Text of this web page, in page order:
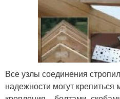
Все узлы соединения
надежности могут